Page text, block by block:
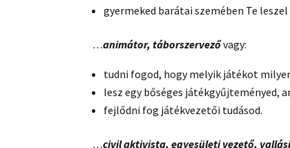
gyermeked barátai szemében Te
…animátor, táborszervezővagy:
tudni fogod, hogy melyik játékot
lesz egy bőséges játékgyűjteményed,
fejlődni fog játékvezetői tudásod.
…civil aktivista, egyesületi vezető,